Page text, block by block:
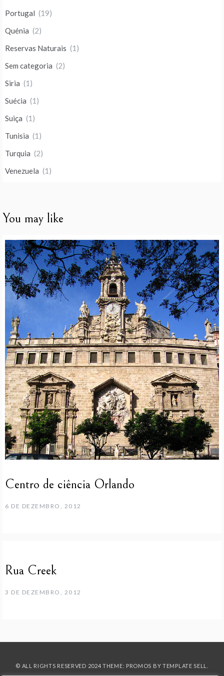
Portugal (19)
Quénia (2)
Reservas Naturais (1)
Sem categoria (2)
Siria (1)
Suécia (1)
Suiça (1)
Tunisia (1)
Turquia (2)
Venezuela (1)
You may like
Centro de ciência Orlando
6 DE DEZEMBRO, 2012
Rua Creek
3 DE DEZEMBRO, 2012
© ALL RIGHTS RESERVED 2024 THEME: PROMOS BY TEMPLATE SELL